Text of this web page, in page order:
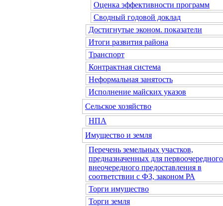
Оценка эффективности программ
Сводный годовой доклад
Достигнутые эконом. показатели
Итоги развития района
Транспорт
Контрактная система
Неформальная занятость
Исполнение майских указов
Сельское хозяйство
НПА
Имущество и земля
Перечень земельных участков,
предназначенных для
внеочередного предоставления в
соответствии с ФЗ, законом РА
Торги имущество
Торги земля